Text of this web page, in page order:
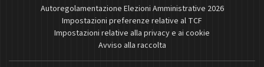
Autoregolamentazione Elezioni Amministrative 2026
Impostazioni preferenze relative al TCF
Impostazioni relative alla privacy e ai cookie
Avviso alla raccolta